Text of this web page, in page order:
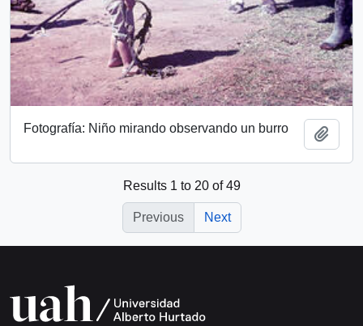
Fotografía: Niño mirando observando un burro
Results 1 to 20 of 49
Previous Next